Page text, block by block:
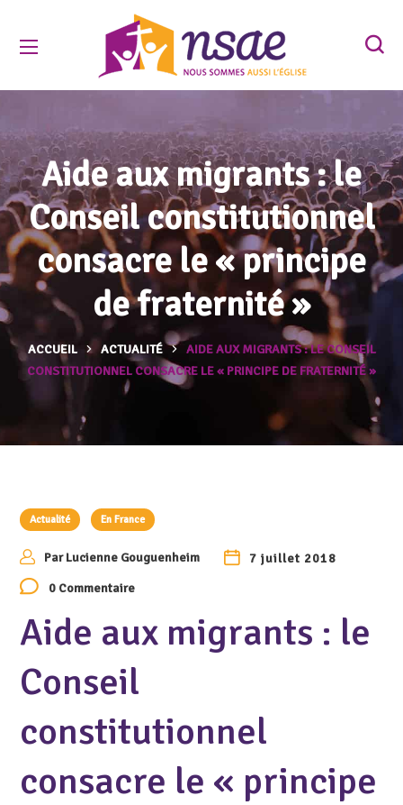
Aide aux migrants : le
Conseil constitutionnel
consacre le « principe
de fraternité »
ACCUEIL ACTUALITÉ
AIDE AUX MIGRANTS : LE CONSEIL
CONSTITUTIONNEL CONSACRE LE « PRINCIPE DE FRATERNITÉ »
Actualité En France
ParLucienne Gouguenheim
7 juillet 2018
0 Commentaire
Aide aux migrants : le
Conseil
constitutionnel
consacre le « principe